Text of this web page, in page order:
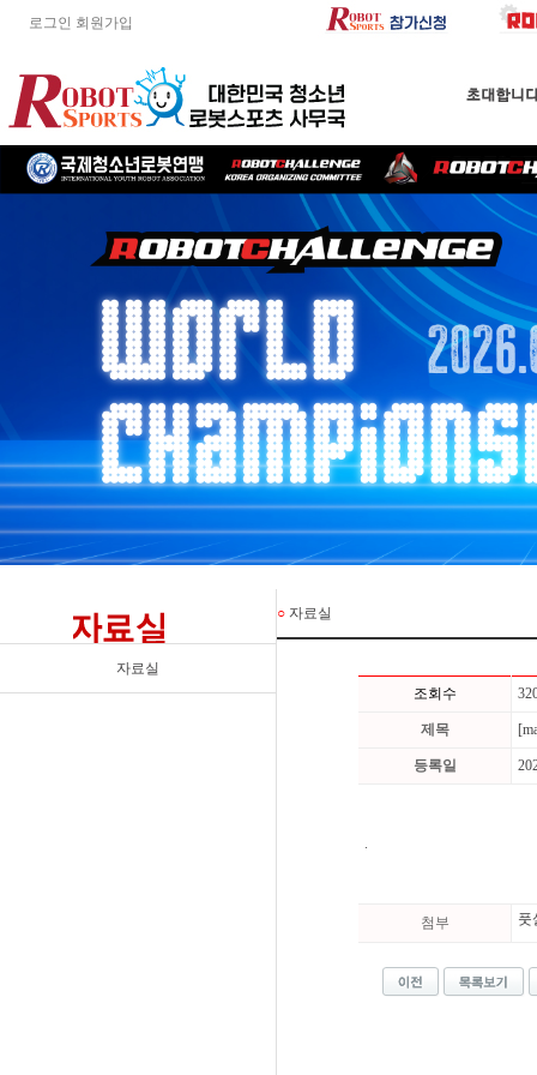
로그인 회원가입
자료실
○ 자료실
조회수
제목
등록일
.
첨부 풋